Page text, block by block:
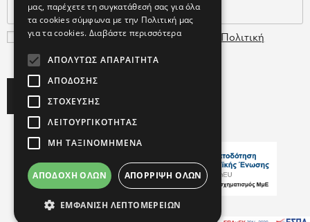
Συμφωνώ με τουςΌρους Χρήσης
Πολιτική
Δεδομένων
Copyright ©2026 FARCOM
μας, παρέχετε τη συγκατάθεσή σας για όλα
τα cookies σύμφωνα με την Πολιτική μας
για τα cookies. Διαβάστε περισσότερα
ΑΠΟΛΎΤΩΣ ΑΠΑΡΑΊΤΗΤΑ
ΑΠΌΔΟΣΗΣ
ΣΤΌΧΕΥΣΗΣ
ΛΕΙΤΟΥΡΓΙΚΌΤΗΤΑΣ
ΜΗ ΤΑΞΙΝΟΜΗΜΈΝΑ
ΑΠΟΔΟΧΉ ΌΛΩΝ ΑΠΌΡΡΙΨΗ ΌΛΩΝ
ΕΜΦΆΝΙΣΗ ΛΕΠΤΟΜΕΡΕΙΏΝ